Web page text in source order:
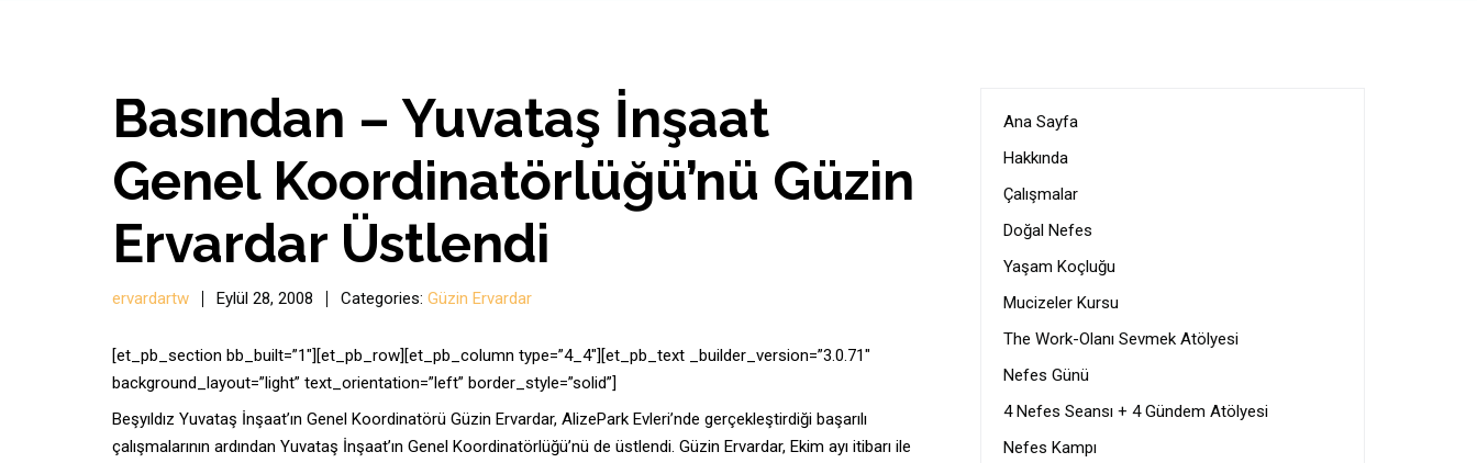
Basından – Yuvataş İnşaat
Genel Koordinatörlüğü’nü Güzin
Ervardar Üstlendi
ervardartw Eylül 28, 2008 Categories: Güzin Ervardar
[et_pb_section bb_built=”1″][et_pb_row][et_pb_column type=”4_4″][et_pb_text _builder_version=”3.0.71″
background_layout=”light” text_orientation=”left” border_style=”solid”]
Beşyıldız Yuvataş İnşaat’ın Genel Koordinatörü Güzin Ervardar, AlizePark Evleri’nde gerçekleştirdiği başarılı
çalışmalarının ardından Yuvataş İnşaat’ın Genel Koordinatörlüğü’nü de üstlendi. Güzin Ervardar, Ekim ayı itibarı ile
Ana Sayfa
Hakkında
Çalışmalar
Doğal Nefes
Yaşam Koçluğu
Mucizeler Kursu
The Work-Olanı Sevmek Atölyesi
Nefes Günü
4 Nefes Seansı + 4 Gündem Atölyesi
Nefes Kampı